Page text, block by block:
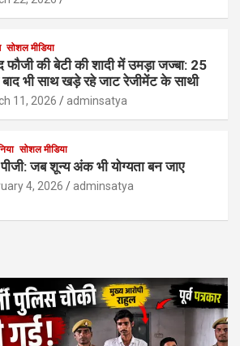
सोशल मीडिया
फौजी की बेटी की शादी में उमड़ा जज्बा: 25
भी साथ खड़े रहे जाट रेजीमेंट के साथी
11, 2026 adminsatya
सोशल मीडिया
जब शून्य अंक भी योग्यता बन जाए
4, 2026 adminsatya